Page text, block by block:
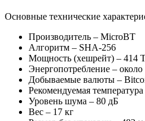
Основные технические
Производитель – MicroBT
Алгоритм – SHA-256
Мощность (хешрейт) – 414
Энергопотребление –
Добываемые валюты –
Рекомендуемая
Уровень шума – 80 дБ
Вес – 17 кг